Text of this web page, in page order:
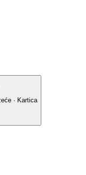
· Kartica